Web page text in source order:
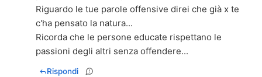
Riguardo le tue parole offensive direi che già x te
c'ha pensato la natura...
Ricorda che le persone educate rispettano le
passioni degli altri senza offendere...
Rispondi